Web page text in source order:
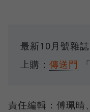
最新10月號雜
上購： 傳送門
責任編輯：傅珮晴